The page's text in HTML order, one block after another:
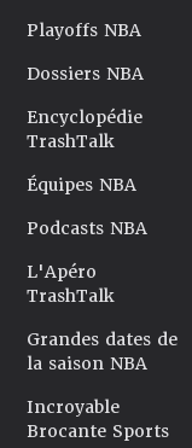
Playoffs NBA
Dossiers NBA
Encyclopédie
TrashTalk
Équipes NBA
Podcasts NBA
L'Apéro
TrashTalk
Grandes dates de
la saison NBA
Incroyable
Brocante Sports